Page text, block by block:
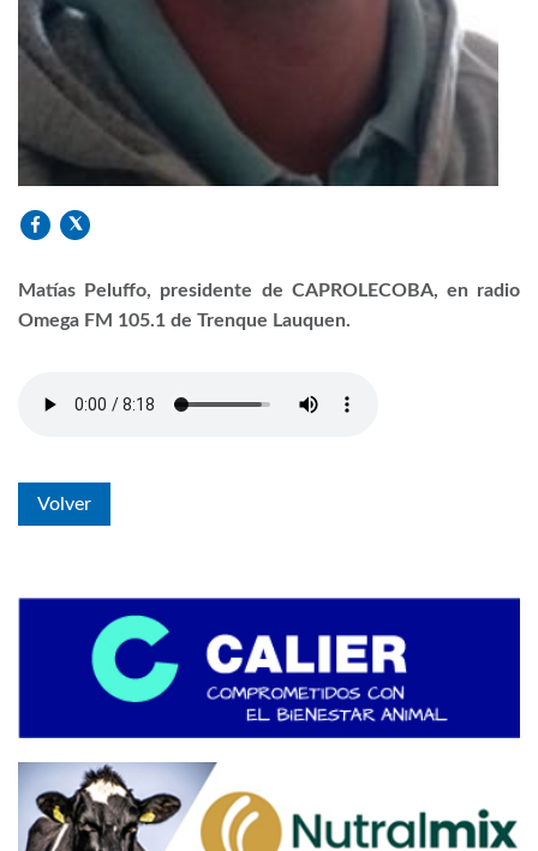
Matías Peluffo, presidente de CAPROLECOBA, en radio
Omega FM 105.1 de Trenque Lauquen.
Volver